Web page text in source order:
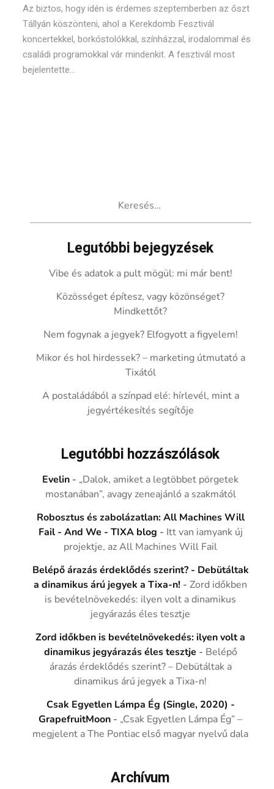
Az biztos, hogy idén is érdemes szeptemberben az őszt
Tállyán köszönteni, ahol a Kerekdomb Fesztivál
koncertekkel, borkóstolókkal, színházzal, irodalommal és
családi programokkal vár mindenkit. A fesztivál most
bejelentette...
Legutóbbi bejegyzések
Vibe és adatok a pult mögül: mi már bent!
Közösséget építesz, vagy közönséget?
Mindkettőt?
Nem fogynak a jegyek? Elfogyott a figyelem!
Mikor és hol hirdessek? – marketing útmutató a
Tixától
A postaládából a színpad elé: hírlevél, mint a
jegyértékesítés segítője
Legutóbbi hozzászólások
Evelin - „Dalok, amiket a legtöbbet pörgetek
mostanában”, avagy zeneajánló a szakmától
Robosztus és zabolázatlan: All Machines Will
Fail - And We - TIXA blog - Itt van iamyank új
projektje, az All Machines Will Fail
Belépő árazás érdeklődés szerint? - Debütáltak
a dinamikus árú jegyek a Tixa-n! -Zord időkben
is bevételnövekedés: ilyen volt a dinamikus
jegyárazás éles tesztje
Zord időkben is bevételnövekedés: ilyen volt a
dinamikus jegyárazás éles tesztje - Belépő
árazás érdeklődés szerint? – Debütáltak a
dinamikus árú jegyek a Tixa-n!
Csak Egyetlen Lámpa Ég (Single, 2020) -
GrapefruitMoon - „Csak Egyetlen Lámpa Ég” –
megjelent a The Pontiac első magyar nyelvű dala
Archívum